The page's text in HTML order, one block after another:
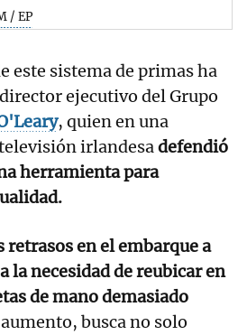
/ EP
este sistema de primas ha
ejecutivo del Grupo
, quien en una
irlandesadefendió
herramienta para
retrasos en el embarque a
la necesidad de reubicar en
de mano demasiado
busca no solo